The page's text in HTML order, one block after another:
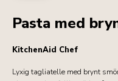
Pasta med
KitchenAid Chef
Lyxig tagliatelle med brynt